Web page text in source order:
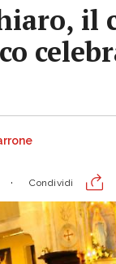
il
Condividi